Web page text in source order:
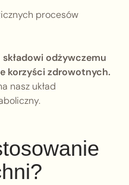
procesów
odżywczemu
korzyści zdrowotnych.
nasz układ